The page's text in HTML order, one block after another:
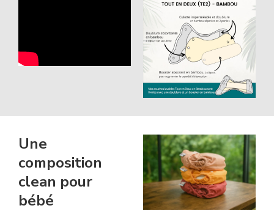
Une
composition
clean pour
bébé